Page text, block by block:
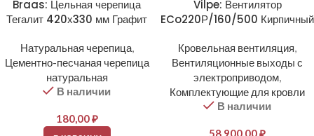
Braas: Цельная черепица
Тегалит 420х330 мм Графит
Натуральная черепица,
Цементно-песчаная черепица
натуральная
В наличии
180,00₽
Vilpe: Вентилятор
ECo220Р/160/500 Кирпичный
Кровельная вентиляция,
Вентиляционные выходы с
электроприводом,
Комплектующие для кровли
В наличии
58 900,00₽